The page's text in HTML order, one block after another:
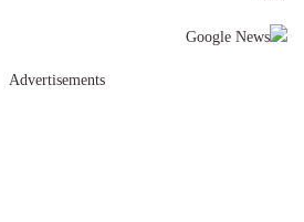
Advertisements